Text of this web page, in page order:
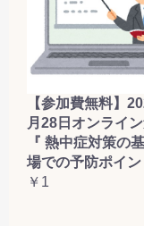
【参加費無料】
月28日オンライ
『 熱中症対策の
場での予防ポイン
￥1